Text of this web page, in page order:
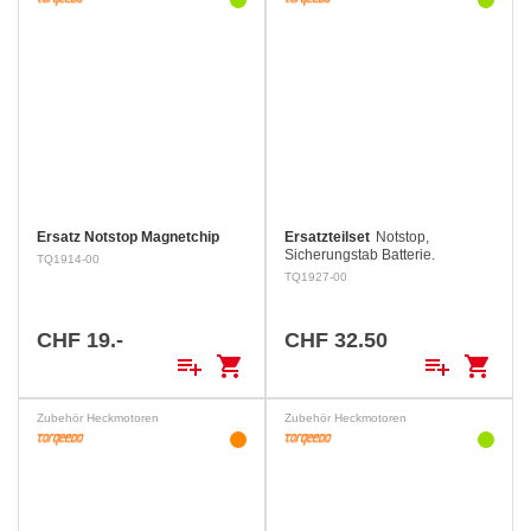
Ersatz Notstop Magnetchip
TQ1914-00
CHF 19.-
playlist_add shopping_cart
Ersatzteilset Notstop,
Sicherungstab Batterie.
TQ1927-00
CHF 32.50
playlist_add shopping_cart
Zubehör Heckmotoren Zubehör Heckmotoren